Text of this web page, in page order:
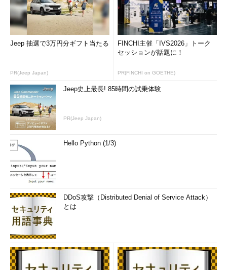
Jeep 抽選で3万円分ギフト当たる
PR(Jeep Japan)
FINCHI主催「IVS2026」トーク
セッションが話題に！
PR(FINCHI on GOETHE)
Jeep史上最長! 85時間の試乗体験
PR(Jeep Japan)
Hello Python (1/3)
DDoS攻撃（Distributed Denial of Service Attack）
とは